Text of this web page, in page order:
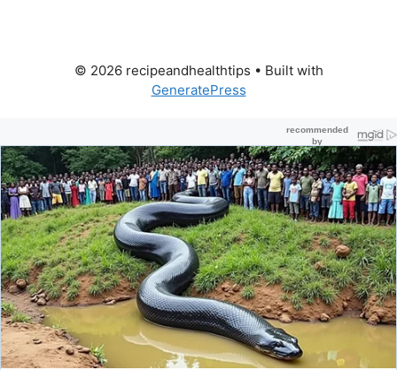
© 2026 recipeandhealthtips • Built with
GeneratePress